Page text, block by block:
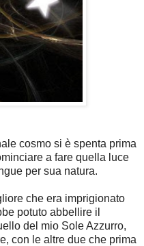
cosmo si è spenta prima
a fare quella luce
per sua natura.
che era imprigionato
potuto abbellire il
del mio Sole Azzurro,
con le altre due che prima